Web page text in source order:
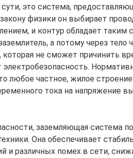
это система,
физики он выбирает
и контур обладает таким
а потому через
которая не сможет причинить
электробезопасность.
любое частное, жилое
тока на напряжение
заземляющая система
Она обеспечивает
и различных помех в сети,